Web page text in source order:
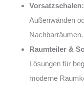
Vorsatzschalen:
Außenwänden
Nachbarräumen.
Raumteiler &
Lösungen für
moderne